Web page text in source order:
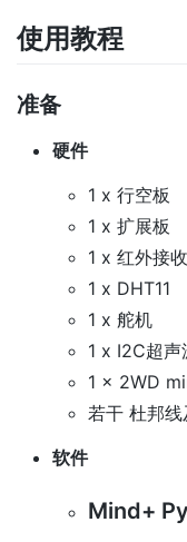
使用教程
准备
硬件
1 x 行空板
1 x 扩展板
1 x 红外接
1 x DHT11
1 x 舵机
1 x I2C超声
1 x 2WD
若干 杜邦
软件
Mind+